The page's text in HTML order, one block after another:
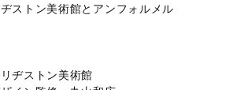
トン美術館とアンフォルメル
ヂストン美術館